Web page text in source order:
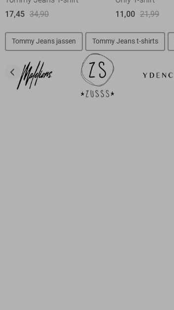
17,45 34,90
11,00 21,99
Tommy Jeans jassen Tommy Jeans t-shirts